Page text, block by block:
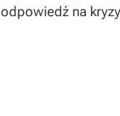
odpowiedź na